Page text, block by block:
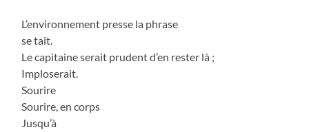
L’environnement presse la phrase
se tait.
Le capitaine serait prudent d’en rester là ;
Imploserait.
Sourire
Sourire, en corps
Jusqu’à